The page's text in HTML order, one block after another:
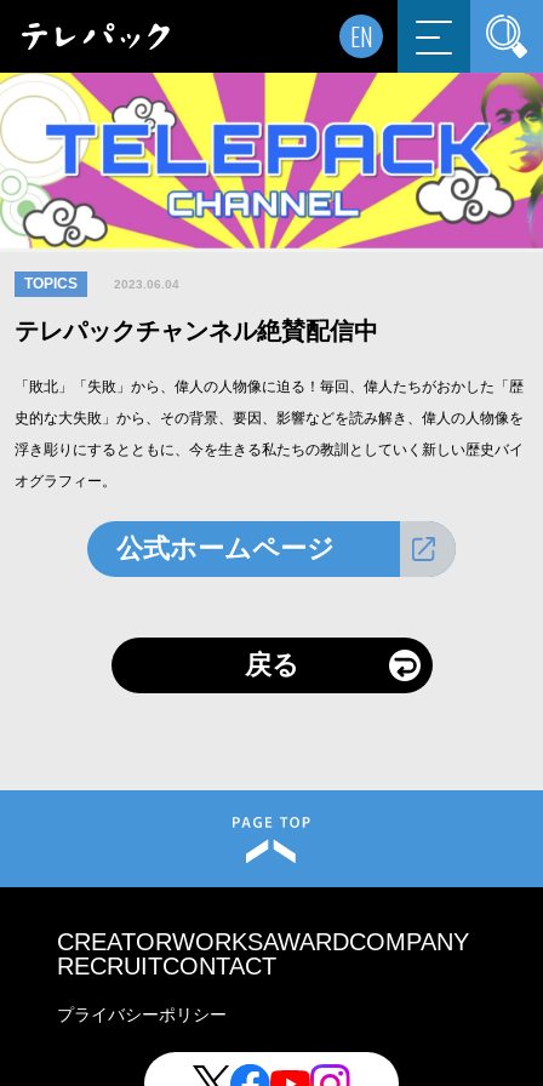
EN
TOPICS 2023.06.04
テレパックチャンネル絶賛配信中
「敗北」「失敗」から、偉人の人物像に迫る！毎回、偉人たちがおかした「歴
史的な大失敗」から、その背景、要因、影響などを読み解き、偉人の人物像を
浮き彫りにするとともに、今を生きる私たちの教訓としていく新しい歴史バイ
オグラフィー。
公式ホームページ
戻る
CREATORWORKSAWARDCOMPANY
RECRUITCONTACT
プライバシーポリシー